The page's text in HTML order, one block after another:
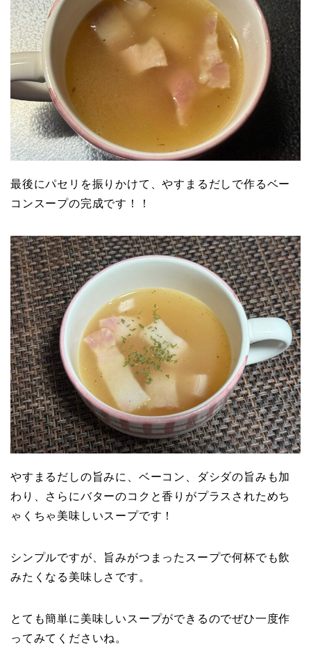
最後にパセリを振りかけて、やすまるだしで作るベー
コンスープの完成です！！
やすまるだしの旨みに、ベーコン、ダシダの旨みも加
わり、さらにバターのコクと香りがプラスされためち
ゃくちゃ美味しいスープです！
シンプルですが、旨みがつまったスープで何杯でも飲
みたくなる美味しさです。
とても簡単に美味しいスープができるのでぜひ一度作
ってみてくださいね。